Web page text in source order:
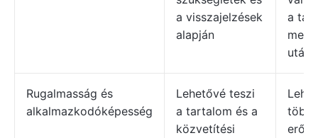
a visszajelzések
alapján
a
után
Rugalmasság és
alkalmazkodóképesség
Lehetővé teszi
a tartalom és a
közvetítési
több